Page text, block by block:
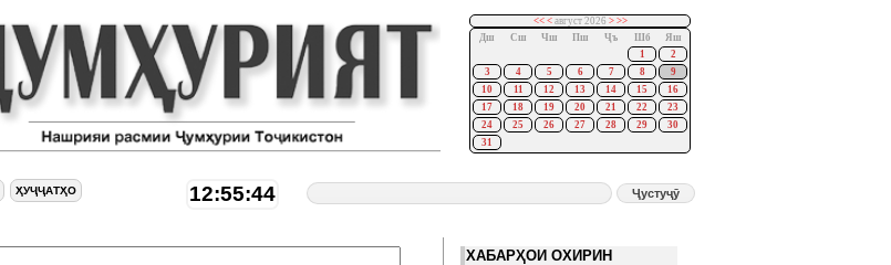
<< <август 2026 > >>
Дш
Сш Чш Пш Ҷъ Шб
Яш
1
2
3
4 5 6 7 8
9
10
11 12 13 14 15
16
17
18 19 20 21 22
23
24
25 26 27 28 29
30
31
ҲУҶҶАТҲО 12:55:44
ХАБАРҲОИ ОХИРИН